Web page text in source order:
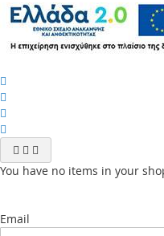
You have no items in your
Email